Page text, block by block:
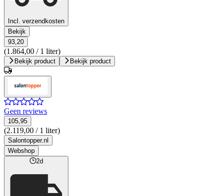
Incl. verzendkosten
Bekijk
93,20
(1.864,00 / 1 liter)
Bekijk product Bekijk product
Geen reviews
105,95
(2.119,00 / 1 liter)
Salontopper.nl
Webshop
2d